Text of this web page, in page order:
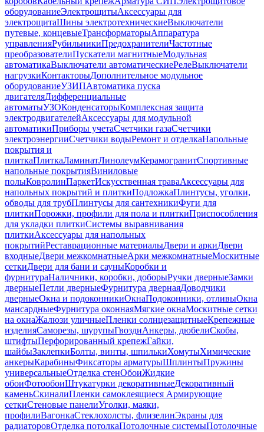
оборудованиеЭлектрощитыАксессуары для
электрощитаШины электротехническиеВыключатели
путевые, концевыеТрансформаторыАппаратура
управленияРубильникиПредохранителиЧастотные
преобразователиПускатели магнитныеМодульная
автоматикаВыключатели автоматическиеРелеВыключатели
нагрузкиКонтакторыДополнительное модульное
оборудованиеУЗИПАвтоматика пуска
двигателяДифференциальные
автоматыУЗОКонденсаторыКомплексная защита
электродвигателейАксессуары для модульной
автоматикиПриборы учетаСчетчики газаСчетчики
электроэнергииСчетчики водыРемонт и отделкаНапольные
покрытия и
плиткаПлиткаЛаминатЛинолеумКерамогранитСпортивные
напольные покрытияВиниловые
полыКовролинПаркетИскусственная траваАксессуары для
напольных покрытий и плиткиПодложкаПлинтусы, уголки,
обводы для трубПлинтусы для сантехникиФуги для
плиткиПорожки, профили для пола и плиткиПриспособления
для укладки плиткиСистемы выравнивания
плиткиАксессуары для напольных
покрытийРеставрационные материалыДвери и аркиДвери
входныеДвери межкомнатныеАрки межкомнатныеМоскитные
сеткиДвери для бани и сауныКоробки и
фурнитураНаличники, коробки, доборыРучки дверныеЗамки
дверныеПетли дверныеФурнитура двернаяДоводчики
дверныеОкна и подоконникиОкнаПодоконники, отливыОкна
мансардныеФурнитура оконнаяМягкие окнаМоскитные сетки
на окнаЖалюзи уличныеПленки солнцезащитныеКрепежные
изделияСаморезы, шурупыГвоздиАнкеры, дюбелиСкобы,
штифтыПерфорированный крепежГайки,
шайбыЗаклепкиБолты, винты, шпилькиХомутыХимические
анкерыКарабиныФиксаторы арматурыШплинтыПружины
универсальныеОтделка стенОбоиЖидкие
обоиФотообоиШтукатурки декоративныеДекоративный
каменьСкиналиПленки самоклеящиеся Армирующие
сеткиСтеновые панелиУголки, маяки,
профилиВагонкаСтеклохолсты, флизелинЭкраны для
радиаторовОтделка потолкаПотолочные системыПотолочные